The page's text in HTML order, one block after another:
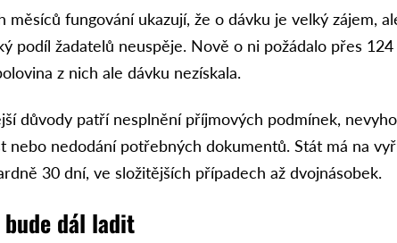
měsíců fungování ukazují, že o dávku je velký zájem,
podíl žadatelů neuspěje. Nově o ni požádalo přes
z nich ale dávku nezískala.
důvody patří nesplnění příjmových podmínek,
nebo nedodání potřebných dokumentů. Stát má na
30 dní, ve složitějších případech až dvojnásobek.
bude dál ladit